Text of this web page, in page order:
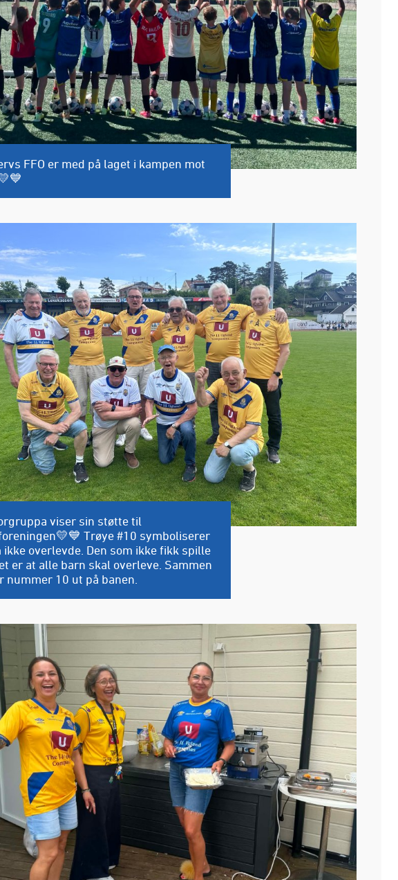
FFO er med på laget i kampen mot
viser sin støtte til
Trøye #10 symboliserer
overlevde. Den som ikke fikk spille
er at alle barn skal overleve. Sammen
nummer 10 ut på banen.